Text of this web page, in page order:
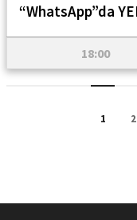
“WhatsApp”da
18:00
1 2